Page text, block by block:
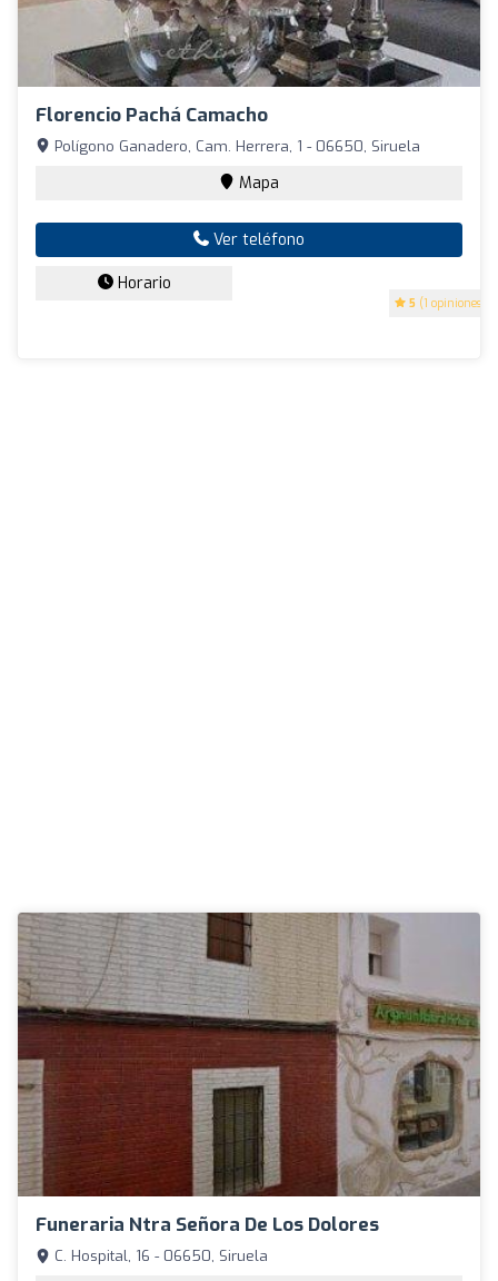
Florencio Pachá Camacho
5 (1 opiniones)
Polígono Ganadero, Cam. Herrera, 1 - 06650, Siruela
Mapa
Ver teléfono
Horario
Funeraria Ntra Señora De Los Dolores
C. Hospital, 16 - 06650, Siruela